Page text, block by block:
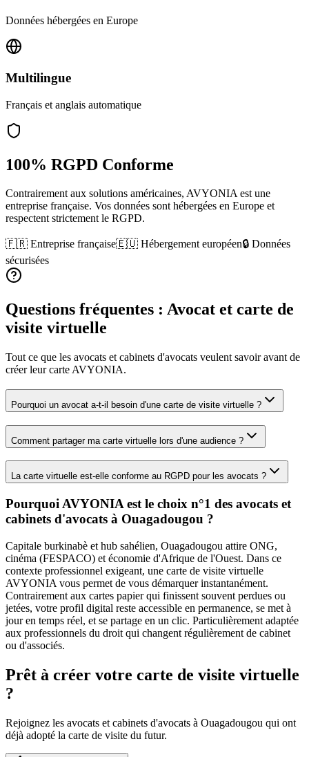
Données hébergées en Europe
Multilingue
Français et anglais automatique
100% RGPD Conforme
Contrairement aux solutions américaines, AVYONIA est une
entreprise française. Vos données sont hébergées en Europe et
respectent strictement le RGPD.
🇫🇷 Entreprise française🇪🇺 Hébergement européen🔒 Données
sécurisées
Questions fréquentes : Avocat et carte de
visite virtuelle
Tout ce que les avocats et cabinets d'avocats veulent savoir avant de
créer leur carte AVYONIA.
Pourquoi un avocat a-t-il besoin d'une carte de visite virtuelle ?
Comment partager ma carte virtuelle lors d'une audience ?
La carte virtuelle est-elle conforme au RGPD pour les avocats ?
Pourquoi AVYONIA est le choix n°1 des avocats et
cabinets d'avocats à Ouagadougou ?
Capitale burkinabè et hub sahélien, Ouagadougou attire ONG,
cinéma (FESPACO) et économie d'Afrique de l'Ouest. Dans ce
contexte professionnel exigeant, une carte de visite virtuelle
AVYONIA vous permet de vous démarquer instantanément.
Contrairement aux cartes papier qui finissent souvent perdues ou
jetées, votre profil digital reste accessible en permanence, se met à
jour en temps réel, et se partage en un clic. Particulièrement adaptée
aux professionnels du droit qui changent régulièrement de cabinet
ou d'associés.
Prêt à créer votre carte de visite virtuelle
?
Rejoignez les avocats et cabinets d'avocats à Ouagadougou qui ont
déjà adopté la carte de visite du futur.